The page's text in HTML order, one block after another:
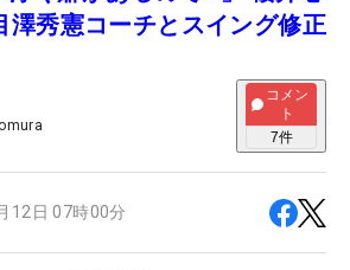
澤秀憲コーチとスイング修正
コメン
ト
7件
12日 07時00分